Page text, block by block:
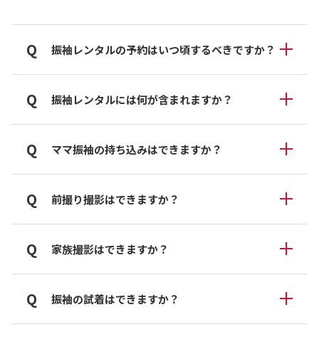
Q 振袖レンタルの予約はいつ頃するべきですか？
気の振袖や成人式当日のお支度時間は早めに埋まるため、
Q 振袖レンタルには何が含まれますか？
をご用意しております。詳しい内容は各プランページをご
Q ママ振袖の持ち込みはできますか？
帯や小物をアレンジした今風コーディネートをご提案して
Q 前撮り撮影はできますか？
付けまでトータルでサポートいたします。
Q 家族撮影はできますか？
の大切な思い出をご家族皆さまで残していただけます。
Q 振袖の試着はできますか？